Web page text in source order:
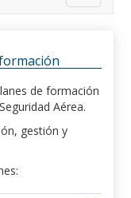
de formación
Aérea.
gestión y